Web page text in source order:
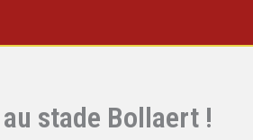
au stade Bollaert !